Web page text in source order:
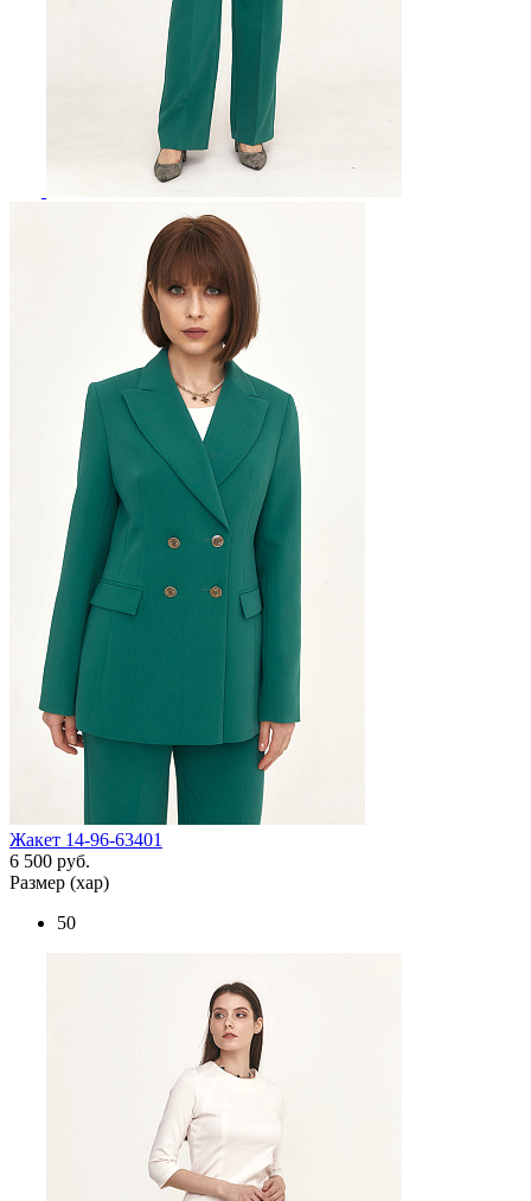
Жакет 14-96-63401
6 500 руб.
Размер (хар)
50